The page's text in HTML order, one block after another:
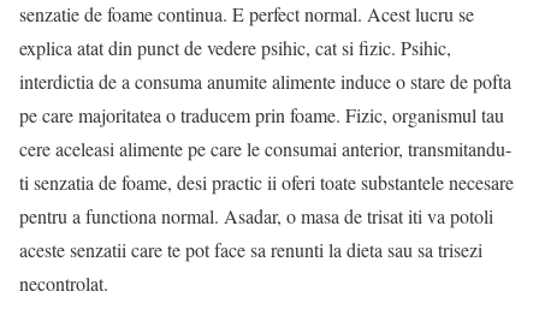
senzatie de foame continua. E perfect normal. Acest lucru se
explica atat din punct de vedere psihic, cat si fizic. Psihic,
interdictia de a consuma anumite alimente induce o stare de pofta
pe care majoritatea o traducem prin foame. Fizic, organismul tau
cere aceleasi alimente pe care le consumai anterior, transmitandu-
ti senzatia de foame, desi practic ii oferi toate substantele necesare
pentru a functiona normal. Asadar, o masa de trisat iti va potoli
aceste senzatii care te pot face sa renunti la dieta sau sa trisezi
necontrolat.